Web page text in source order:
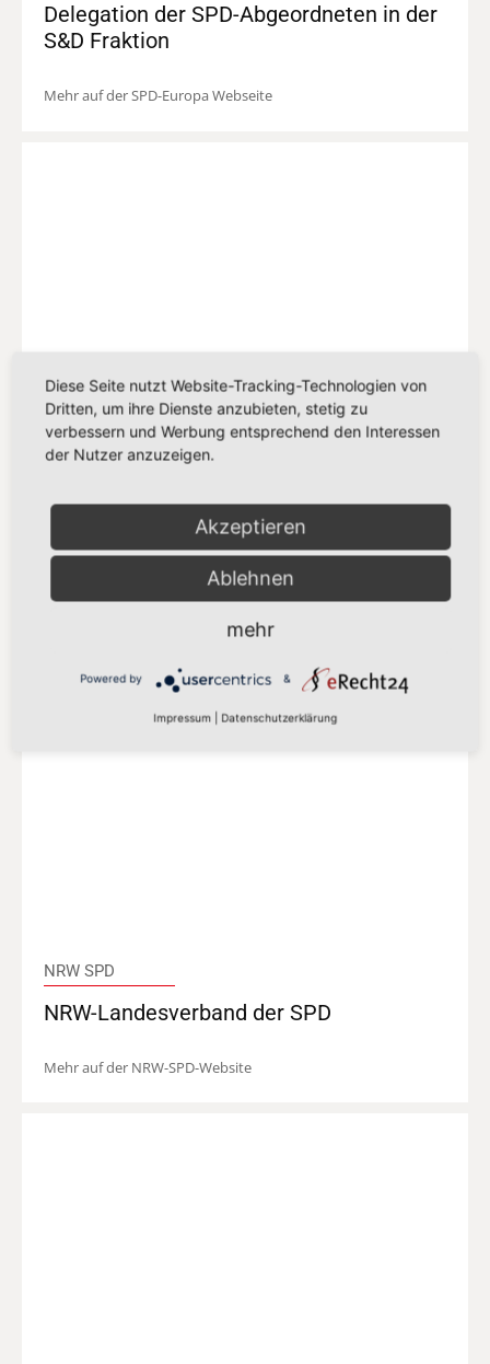
Delegation der SPD-Abgeordneten in der
S&D Fraktion
Mehr auf der SPD-Europa Webseite
Progressive Allianz der Sozialisten &
Demokraten
Mehr auf der S&D-Website
NRW SPD
NRW-Landesverband der SPD
Mehr auf der NRW-SPD-Website
Diese Seite nutzt Website-Tracking-Technologien von
Dritten, um ihre Dienste anzubieten, stetig zu
verbessern und Werbung entsprechend den Interessen
der Nutzer anzuzeigen.
Akzeptieren
Ablehnen
mehr
Powered by &
Impressum Datenschutzerklärung